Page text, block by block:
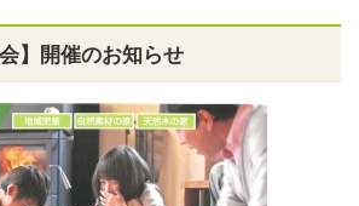
】開催のお知らせ